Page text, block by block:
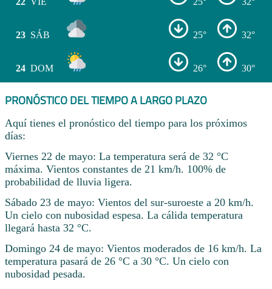
23 SÁB 25° 32°
24 DOM 26° 30°
PRONÓSTICO DEL TIEMPO A LARGO PLAZO
Aquí tienes el pronóstico del tiempo para los próximos
días:
Viernes 22 de mayo: La temperatura será de 32 °C
máxima. Vientos constantes de 21 km/h. 100% de
probabilidad de lluvia ligera.
Sábado 23 de mayo: Vientos del sur-suroeste a 20 km/h.
Un cielo con nubosidad espesa. La cálida temperatura
llegará hasta 32 °C.
Domingo 24 de mayo: Vientos moderados de 16 km/h. La
temperatura pasará de 26 °C a 30 °C. Un cielo con
nubosidad pesada.